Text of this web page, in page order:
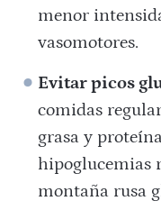
menor
vasomotores.
Evitar picos
comidas
grasa y
hipoglucemias
montaña rusa